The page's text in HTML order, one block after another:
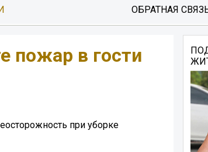
ОБРАТНАЯ
пожар в гости
при уборке